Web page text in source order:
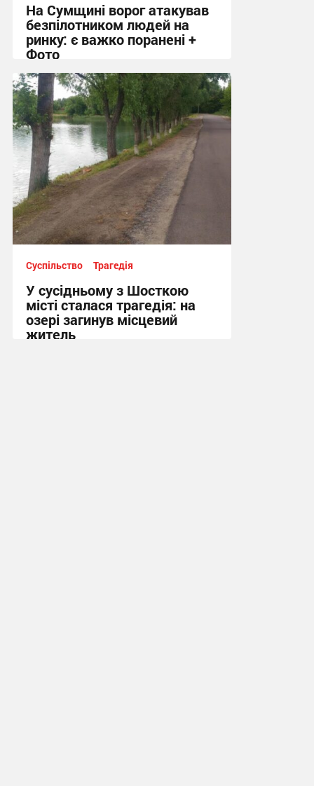
На Сумщині ворог атакував
безпілотником людей на
ринку: є важко поранені +
Фото
10:41 вчора
Суспільство Трагедія
У сусідньому з Шосткою
місті сталася трагедія: на
озері загинув місцевий
житель